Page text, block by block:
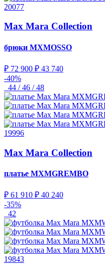
20077
Max Mara Collection
брюки MXMOSSO
₽ 72 900 ₽ 43 740
-40%
44 / 46 / 48
19996
Max Mara Collection
платье MXMGREMBO
₽ 61 910 ₽ 40 240
-35%
42
19843